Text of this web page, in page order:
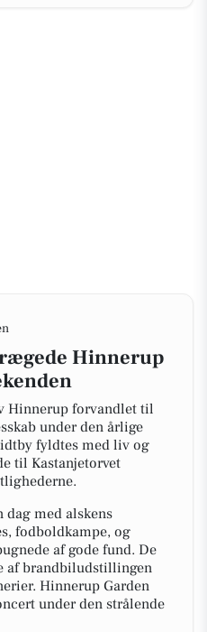
Hinnerup
Hinnerup forvandlet til
under den årlige
fyldtes med liv og
til Kastanjetorvet
dag med alskens
fodboldkampe, og
af gode fund. De
af brandbiludstillingen
Hinnerup Garden
under den strålende